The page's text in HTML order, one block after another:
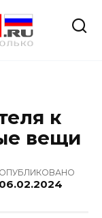
к
вещи
ОПУБЛИКОВАНО
06.02.2024